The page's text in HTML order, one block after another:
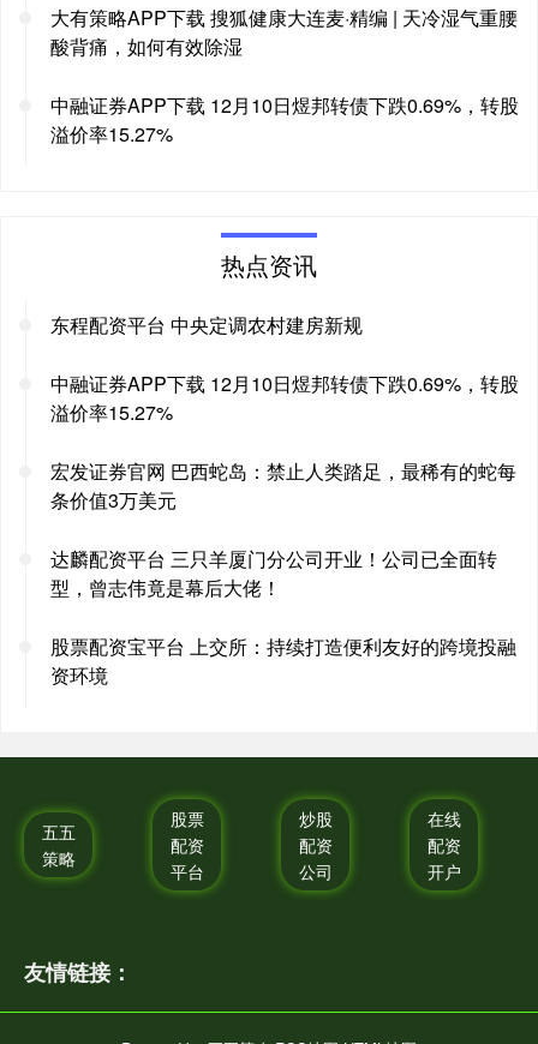
大有策略APP下载 搜狐健康大连麦·精编 | 天冷湿气重腰
酸背痛，如何有效除湿
中融证券APP下载 12月10日煜邦转债下跌0.69%，转股
溢价率15.27%
热点资讯
东程配资平台 中央定调农村建房新规
中融证券APP下载 12月10日煜邦转债下跌0.69%，转股
溢价率15.27%
宏发证券官网 巴西蛇岛：禁止人类踏足，最稀有的蛇每
条价值3万美元
达麟配资平台 三只羊厦门分公司开业！公司已全面转
型，曾志伟竟是幕后大佬！
股票配资宝平台 上交所：持续打造便利友好的跨境投融
资环境
五五
策略
股票
配资
平台
炒股
配资
公司
在线
配资
开户
友情链接：